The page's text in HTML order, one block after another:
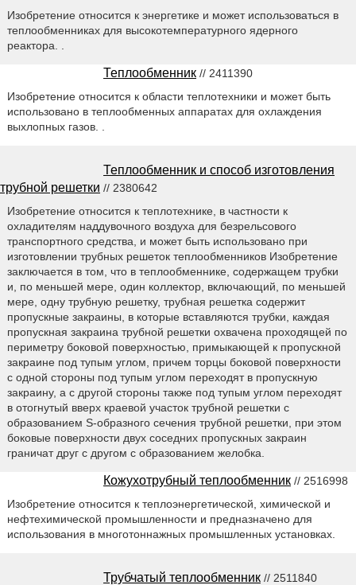
Изобретение относится к энергетике и может использоваться в
теплообменниках для высокотемпературного ядерного
реактора. .
Теплообменник // 2411390
Изобретение относится к области теплотехники и может быть
использовано в теплообменных аппаратах для охлаждения
выхлопных газов. .
Теплообменник и способ изготовления
трубной решетки // 2380642
Изобретение относится к теплотехнике, в частности к
охладителям наддувочного воздуха для безрельсового
транспортного средства, и может быть использовано при
изготовлении трубных решеток теплообменников Изобретение
заключается в том, что в теплообменнике, содержащем трубки
и, по меньшей мере, один коллектор, включающий, по меньшей
мере, одну трубную решетку, трубная решетка содержит
пропускные закраины, в которые вставляются трубки, каждая
пропускная закраина трубной решетки охвачена проходящей по
периметру боковой поверхностью, примыкающей к пропускной
закраине под тупым углом, причем торцы боковой поверхности
с одной стороны под тупым углом переходят в пропускную
закраину, а с другой стороны также под тупым углом переходят
в отогнутый вверх краевой участок трубной решетки с
образованием S-образного сечения трубной решетки, при этом
боковые поверхности двух соседних пропускных закраин
граничат друг с другом с образованием желобка.
Кожухотрубный теплообменник // 2516998
Изобретение относится к теплоэнергетической, химической и
нефтехимической промышленности и предназначено для
использования в многотоннажных промышленных установках.
Трубчатый теплообменник // 2511840